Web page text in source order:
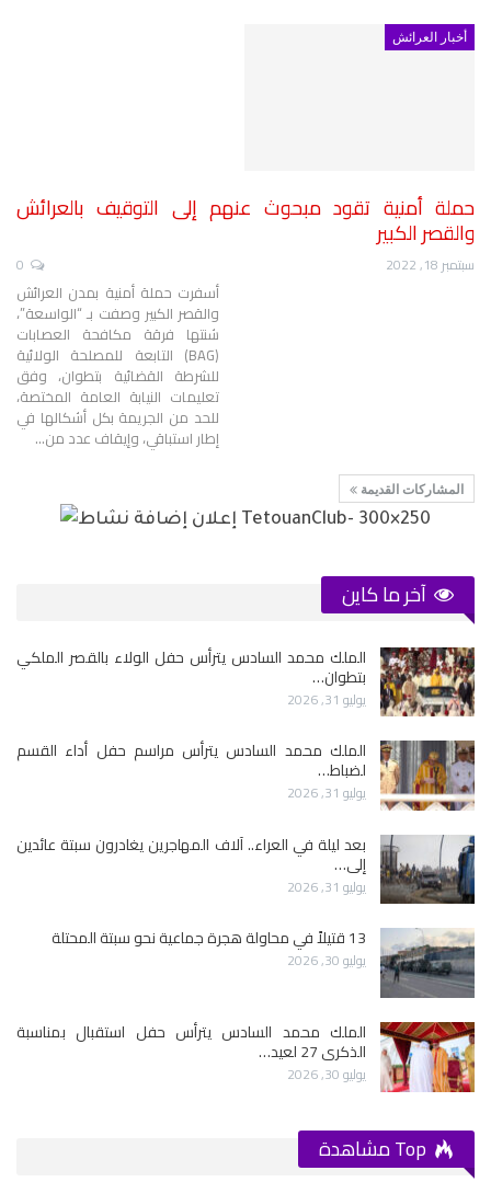
أخبار العرائش
حملة أمنية تقود مبحوث عنهم إلى التوقيف بالعرائش
والقصر الكبير
سبتمبر 18, 2022
أسفرت حملة أمنية بمدن العرائش
والقصر الكبير وصفت بـ “الواسعة”،
شنتها فرقة مكافحة العصابات
(BAG) التابعة للمصلحة الولائية
للشرطة القضائية بتطوان، وفق
تعليمات النيابة العامة المختصة،
للحد من الجريمة بكل أشكالها في
إطار استباقي، وإيقاف عدد من…
المشاركات القديمة
آخر ما كاين
الملك محمد السادس يترأس حفل الولاء بالقصر الملكي
بتطوان…
يوليو 31, 2026
الملك محمد السادس يترأس مراسم حفل أداء القسم
لضباط…
يوليو 31, 2026
بعد ليلة في العراء.. آلاف المهاجرين يغادرون سبتة عائدين
إلى…
يوليو 31, 2026
13 قتيلاً في محاولة هجرة جماعية نحو سبتة المحتلة
يوليو 30, 2026
الملك محمد السادس يترأس حفل استقبال بمناسبة
الذكرى 27 لعيد…
يوليو 30, 2026